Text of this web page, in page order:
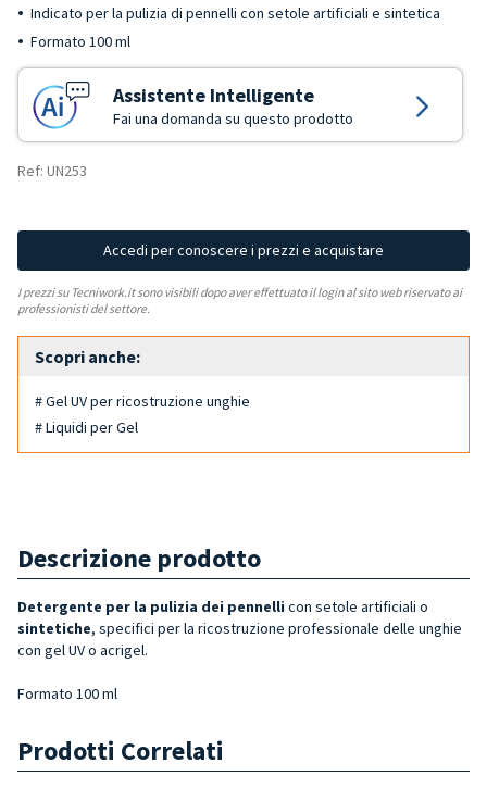
Indicato per la pulizia di pennelli con setole artificiali e sintetica
Formato 100 ml
Assistente Intelligente
Fai una domanda su questo prodotto
Ref: UN253
Accedi per conoscere i prezzi e acquistare
I prezzi su Tecniwork.it sono visibili dopo aver effettuato il login al sito web riservato ai
professionisti del settore.
Scopri anche:
# Gel UV per ricostruzione unghie
# Liquidi per Gel
Descrizione prodotto
Detergente per la pulizia dei pennelli con setole artificiali o
sintetiche, specifici per la ricostruzione professionale delle unghie
con gel UV o acrigel.
Formato 100 ml
Prodotti Correlati